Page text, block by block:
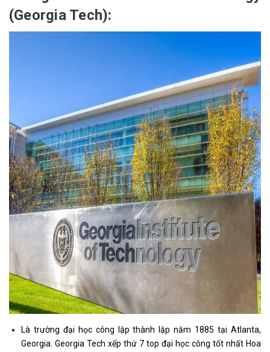
(Georgia Tech):
Là trường đại học công lập thành lập năm 1885 tại Atlanta,
Georgia. Georgia Tech xếp thứ 7 top đại học công tốt nhất Hoa